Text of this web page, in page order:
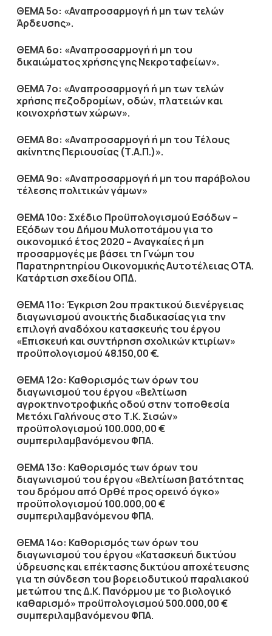
ΘΕΜΑ 5ο: «Αναπροσαρμογή ή μη τωντελών
Άρδευσης».
ΘΕΜΑ 6ο: «Αναπροσαρμογή ή μη του
δικαιώματος χρήσης γης Νεκροταφείων».
ΘΕΜΑ 7ο: «Αναπροσαρμογή ή μη των τελών
χρήσης πεζοδρομίων, οδών, πλατειών και
κοινοχρήστων χώρων».
ΘΕΜΑ 8ο: «Αναπροσαρμογή ή μη του Τέλους
ακίνητης Περιουσίας (Τ.Α.Π.)».
ΘΕΜΑ 9ο: «Αναπροσαρμογή ή μη του παράβολου
τέλεσης πολιτικών γάμων»
ΘΕΜΑ 10ο: Σχέδιο Προϋπολογισμού Εσόδων –
Εξόδων του Δήμου Μυλοποτάμου για το
οικονομικό έτος 2020 – Αναγκαίες ή μη
προσαρμογές με βάσει τη Γνώμη του
Παρατηρητηρίου Οικονομικής Αυτοτέλειας ΟΤΑ.
Κατάρτιση σχεδίου ΟΠΔ.
ΘΕΜΑ 11ο: Έγκριση 2ου πρακτικού διενέργειας
διαγωνισμού ανοικτής διαδικασίας για την
επιλογή αναδόχου κατασκευής του έργου
«Επισκευή και συντήρηση σχολικών κτιρίων»
προϋπολογισμού 48.150,00 €.
ΘΕΜΑ 12ο: Καθορισμός των όρων του
διαγωνισμού του έργου «Βελτίωση
αγροκτηνοτροφικής οδού στην τοποθεσία
Μετόχι Γαλήνους στο Τ.Κ. Σισών»
προϋπολογισμού 100.000,00 €
συμπεριλαμβανόμενου ΦΠΑ.
ΘΕΜΑ 13ο: Καθορισμός των όρων του
διαγωνισμού του έργου «Βελτίωση βατότητας
του δρόμου από Ορθέ προς ορεινό όγκο»
προϋπολογισμού 100.000,00 €
συμπεριλαμβανόμενου ΦΠΑ.
ΘΕΜΑ 14ο: Καθορισμός των όρων του
διαγωνισμού του έργου «Κατασκευή δικτύου
ύδρευσης και επέκτασης δικτύου αποχέτευσης
για τη σύνδεση του βορειοδυτικού παραλιακού
μετώπου της Δ.Κ. Πανόρμου με το βιολογικό
καθαρισμό» προϋπολογισμού 500.000,00 €
συμπεριλαμβανόμενου ΦΠΑ.